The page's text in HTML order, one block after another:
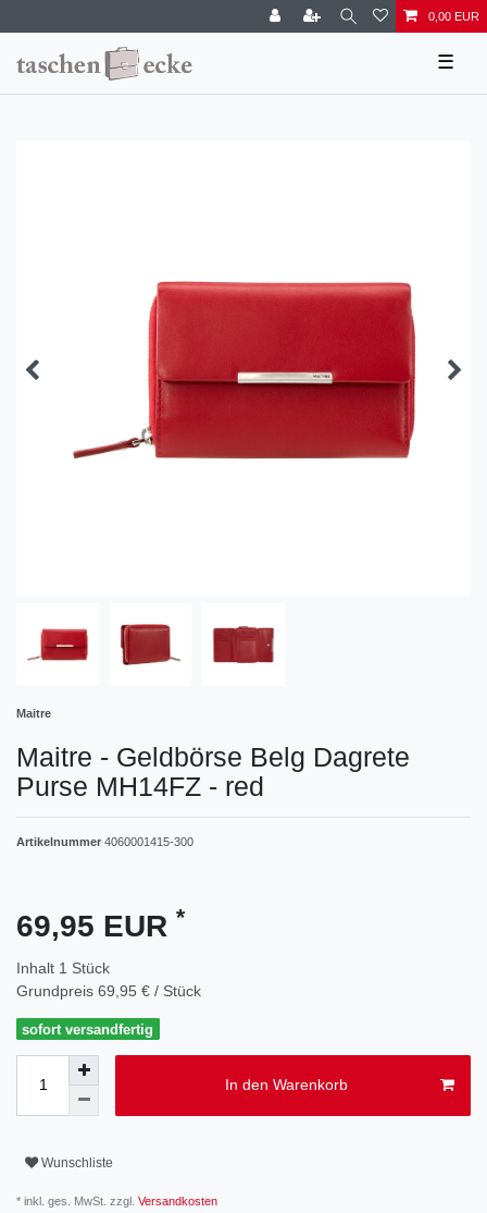
0,00 EUR
☰
Maitre
Maitre - Geldbörse Belg Dagrete
Purse MH14FZ - red
Artikelnummer 4060001415-300
69,95 EUR *
Inhalt 1 Stück
Grundpreis 69,95 € / Stück
sofort versandfertig
In den Warenkorb
Wunschliste
* inkl. ges. MwSt. zzgl. Versandkosten